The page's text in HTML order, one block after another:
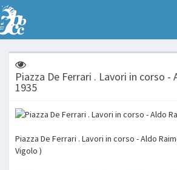
Piazza De Ferrari . Lavori in corso -
1935
Piazza De Ferrari . Lavori in corso - Aldo
Vigolo )